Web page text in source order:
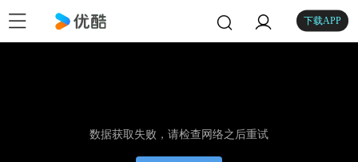
下载APP
数据获取失败，请检查网络之后重试